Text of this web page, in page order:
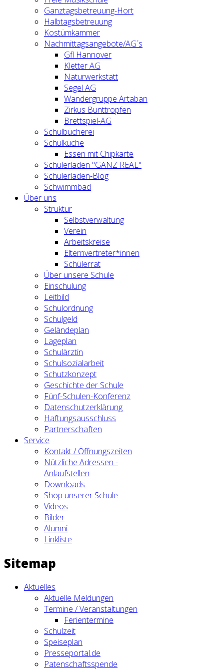
Ganztagsbetreuung-Hort
Halbtagsbetreuung
Kostümkammer
Nachmittagsangebote/AG´s
Gfl Hannover
Kletter AG
Naturwerkstatt
Segel AG
Wandergruppe Artaban
Zirkus Bunttropfen
Brettspiel-AG
Schulbücherei
Schulküche
Essen mit Chipkarte
Schülerladen "GANZ REAL"
Schülerladen-Blog
Schwimmbad
Über uns
Struktur
Selbstverwaltung
Verein
Arbeitskreise
Elternvertreter*innen
Schülerrat
Über unsere Schule
Einschulung
Leitbild
Schulordnung
Schulgeld
Geländeplan
Lageplan
Schulärztin
Schulsozialarbeit
Schutzkonzept
Geschichte der Schule
Fünf-Schulen-Konferenz
Datenschutzerklärung
Haftungsausschluss
Partnerschaften
Service
Kontakt / Öffnungszeiten
Nützliche Adressen -
Anlaufstellen
Downloads
Shop unserer Schule
Videos
Bilder
Alumni
Linkliste
Sitemap
Aktuelles
Aktuelle Meldungen
Termine / Veranstaltungen
Ferientermine
Schulzeit
Speiseplan
Presseportal.de
Patenschaftsspende